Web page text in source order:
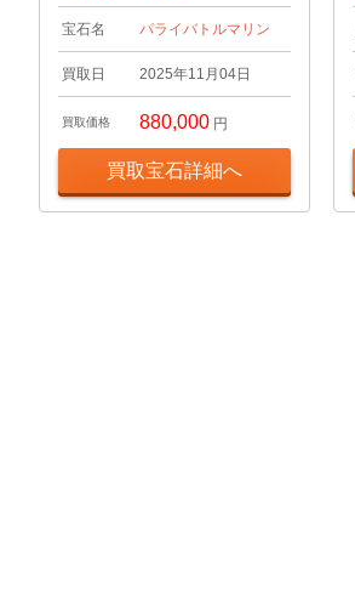
宝石名 パライバトルマリン
買取日 2025年11月04日
買取価格 880,000 円
買取宝石詳細へ